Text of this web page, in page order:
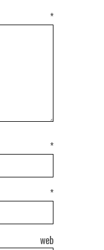
*
*
*